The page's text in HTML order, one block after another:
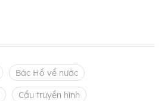
Bác Hồ về nước
Cầu truyền hình